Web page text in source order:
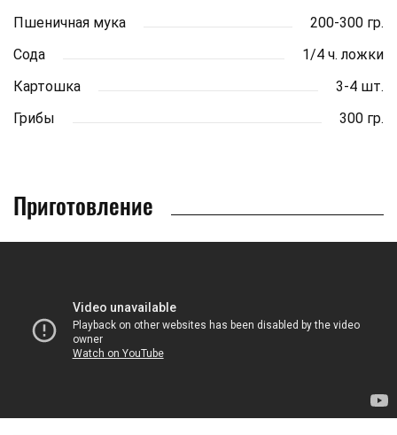
Пшеничная мука
200-300 гр.
Сода
1/4 ч. ложки
Картошка
3-4 шт.
Грибы
300 гр.
Приготовление